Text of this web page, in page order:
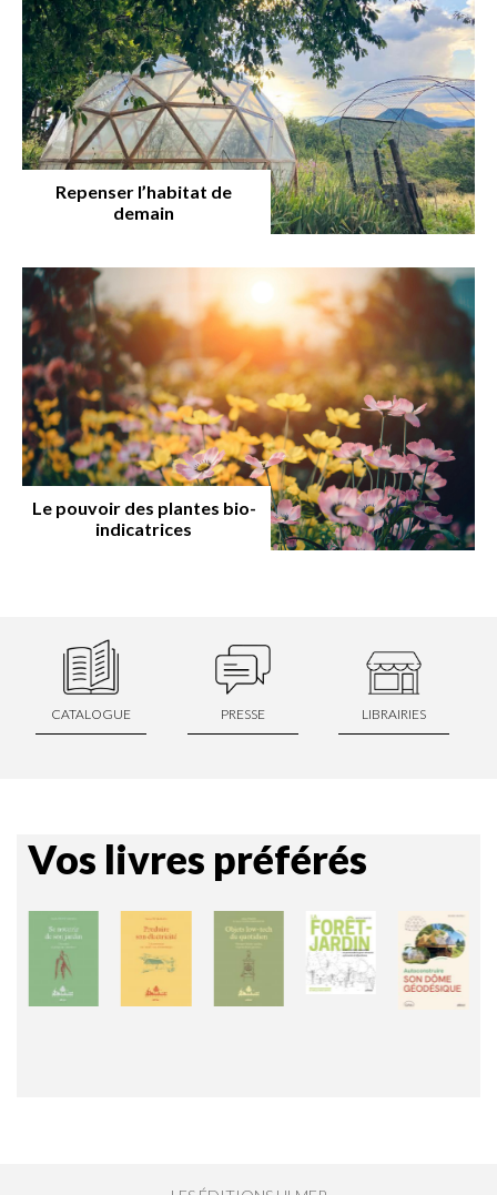
Repenser l’habitat de
demain
Le pouvoir des plantes bio-
indicatrices
CATALOGUE PRESSE LIBRAIRIES
Vos livres préférés